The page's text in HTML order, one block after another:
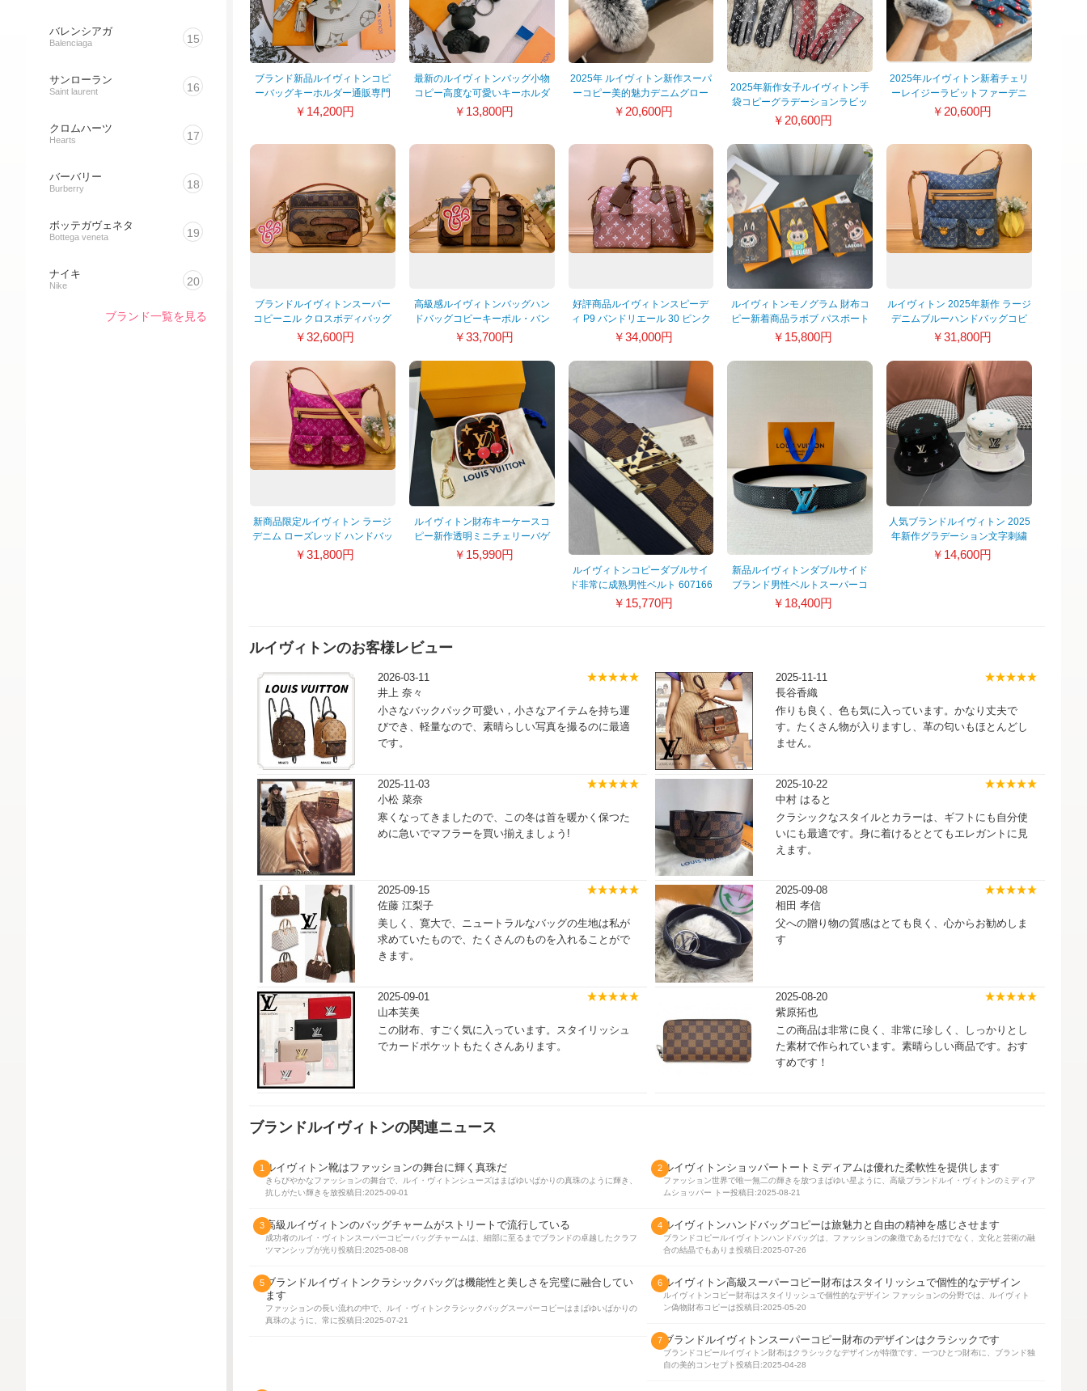
バレンシアガ
Balenciaga 15
サンローラン
Saint laurent 16
クロムハーツ
Hearts 17
バーバリー
Burberry 18
ボッテガヴェネタ
Bottega veneta 19
ナイキ
Nike 20
ブランド一覧を見る
ブランド新品ルイヴィトンコピ
ーバッグキーホルダー通販専門
店 413349
￥14,200円
最新のルイヴィトンバッグ小物
コピー高度な可愛いキーホルダ
ー 413353
￥13,800円
2025年 ルイヴィトン新作スーパ
ーコピー美的魅力デニムグロー
ブ 389813
￥20,600円
2025年新作女子ルイヴィトン手
袋コピーグラデーションラビッ
トファー 389818
￥20,600円
2025年ルイヴィトン新着チェリ
ーレイジーラビットファーデニ
ム レザーグローブ付き 389819
￥20,600円
ブランドルイヴィトンスーパー
コピーニル クロスボディバッグ
品質が完璧 m26068
￥32,600円
高級感ルイヴィトンバッグハン
ドバッグコピーキーポル・バン
ドリエール M15428
￥33,700円
好評商品ルイヴィトンスピーデ
ィ P9 バンドリエール 30 ピンク
ハンドバッグ m13914
￥34,000円
ルイヴィトンモノグラム 財布コ
ピー新着商品ラボブ パスポート
ホルダー 450089
￥15,800円
ルイヴィトン 2025年新作 ラージ
デニムブルーハンドバッグコピ
ー通販 M95210-1
￥31,800円
新商品限定ルイヴィトン ラージ
デニム ローズレッド ハンドバッ
グ100%保証 M95210
￥31,800円
ルイヴィトン財布キーケースコ
ピー新作透明ミニチェリーバゲ
ットバッグ M19493
￥15,990円
ルイヴィトンコピーダブルサイ
ド非常に成熟男性ベルト 607166
￥15,770円
新品ルイヴィトンダブルサイド
ブランド男性ベルトスーパーコ
ピー 607183
￥18,400円
人気ブランドルイヴィトン 2025
年新作グラデーション文字刺繍
両面フィッシャーマンハット
￥14,600円
ルイヴィトンのお客様レビュー
2026-03-11
井上 奈々
小さなバックパック可愛い，小さなアイテムを持ち運
びでき、軽量なので、素晴らしい写真を撮るのに最適
です。
2025-11-11
長谷香織
作りも良く、色も気に入っています。かなり丈夫で
す。たくさん物が入りますし、革の匂いもほとんどし
ません。
2025-11-03
小松 菜奈
寒くなってきましたので、この冬は首を暖かく保つた
めに急いでマフラーを買い揃えましょう!
2025-10-22
中村 はると
クラシックなスタイルとカラーは、ギフトにも自分使
いにも最適です。身に着けるととてもエレガントに見
えます。
2025-09-15
佐藤 江梨子
美しく、寛大で、ニュートラルなバッグの生地は私が
求めていたもので、たくさんのものを入れることがで
きます。
2025-09-08
相田 孝信
父への贈り物の質感はとても良く、心からお勧めしま
す
2025-09-01
山本芙美
この財布、すごく気に入っています。スタイリッシュ
でカードポケットもたくさんあります。
2025-08-20
紫原拓也
この商品は非常に良く、非常に珍しく、しっかりとし
た素材で作られています。素晴らしい商品です。おす
すめです！
ブランドルイヴィトンの関連ニュース
1 ルイヴィトン靴はファッションの舞台に輝く真珠だ
きらびやかなファッションの舞台で、ルイ・ヴィトンシューズはまばゆいばかりの真珠のように輝き、
抗しがたい輝きを放投稿日:2025-09-01
2 ルイヴィトンショッパートートミディアムは優れた柔軟性を提供します
ファッション世界で唯一無二の輝きを放つまばゆい星ように、高級ブランドルイ・ヴィトンのミディア
ムショッパー トー投稿日:2025-08-21
3 高級ルイヴィトンのバッグチャームがストリートで流行している
成功者のルイ・ヴィトンスーパーコピーバッグチャームは、細部に至るまでブランドの卓越したクラフ
ツマンシップが光り投稿日:2025-08-08
4 ルイヴィトンハンドバッグコピーは旅魅力と自由の精神を感じさせます
ブランドコピールイヴィトンハンドバッグは、ファッションの象徴であるだけでなく、文化と芸術の融
合の結晶でもありま投稿日:2025-07-26
5 ブランドルイヴィトンクラシックバッグは機能性と美しさを完璧に融合してい
ます
ファッションの長い流れの中で、ルイ・ヴィトンクラシックバッグスーパーコピーはまばゆいばかりの
真珠のように、常に投稿日:2025-07-21
6 ルイヴィトン高級スーパーコピー財布はスタイリッシュで個性的なデザイン
ルイヴィトンコピー財布はスタイリッシュで個性的なデザイン ファッションの分野では、ルイヴィト
ン偽物財布コピーは投稿日:2025-05-20
7 ブランドルイヴィトンスーパーコピー財布のデザインはクラシックです
ブランドコピールイヴィトン財布はクラシックなデザインが特徴です。一つひとつ財布に、ブランド独
自の美的コンセプト投稿日:2025-04-28